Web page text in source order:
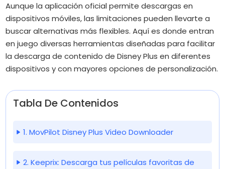
Aunque la aplicación oficial permite descargas en
dispositivos móviles, las limitaciones pueden llevarte a
buscar alternativas más flexibles. Aquí es donde entran
en juego diversas herramientas diseñadas para facilitar
la descarga de contenido de Disney Plus en diferentes
dispositivos y con mayores opciones de personalización.
Tabla De Contenidos
1. MovPilot Disney Plus Video Downloader
2. Keeprix: Descarga tus películas favoritas de